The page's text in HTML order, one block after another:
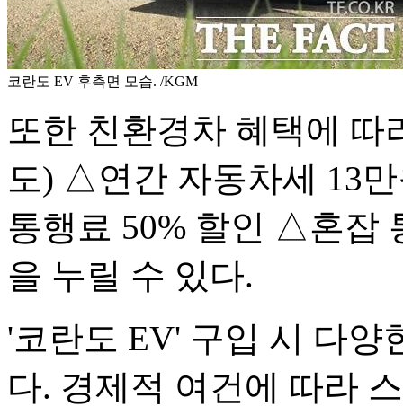
코란도 EV 후측면 모습. /KGM
또한 친환경차 혜택에
도) △연간 자동차세 13
통행료 50% 할인 △혼잡
을 누릴 수 있다.
'코란도 EV' 구입 시 다양
다. 경제적 여건에 따라